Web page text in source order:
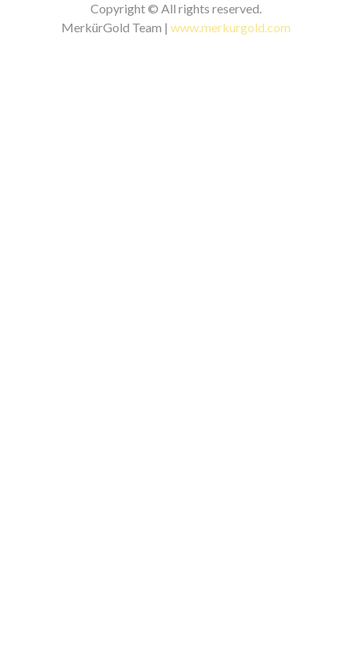
Copyright © All rights reserved.
MerkürGold Team | www.merkurgold.com